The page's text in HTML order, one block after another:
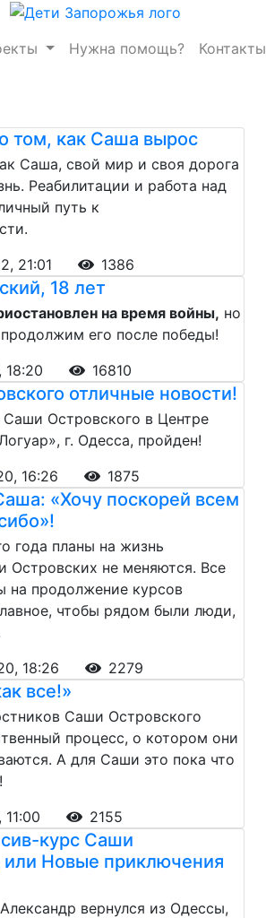
Нужна помощь? Контакты
том, как Саша вырос
Саша, свой мир и своя дорога
Реабилитации и работа над
путь к
21:01
1386
18 лет
на время войны, но
его после победы!
18:20
16810
отличные новости!
Саши Островского в Центре
г. Одесса, пройден!
16:26
1875
«Хочу поскорей всем
года планы на жизнь
Островских не меняются. Все
на продолжение курсов
чтобы рядом были люди,
18:26
2279
все!»
Саши Островского
процесс, о котором они
А для Саши это пока что
2155
курс Саши
или Новые приключения
вернулся из Одессы,